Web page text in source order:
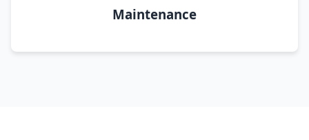
Maintenance